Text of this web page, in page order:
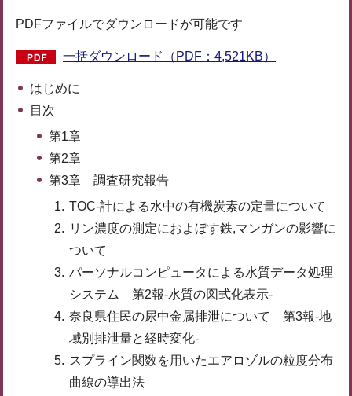
PDFファイルでダウンロードが可能です
一括ダウンロード（PDF：4,521KB）
はじめに
目次
第1章
第2章
第3章 調査研究報告
TOC-計による水中の有機炭素の定量について
リン濃度の測定におよぼす鉄,マンガンの影響に
ついて
パーソナルコンピュータによる水質データ処理
システム 第2報-水質の図式化表示-
奈良県住民の尿中金属排泄について 第3報-地
域別排泄量と経時変化-
スプライン関数を用いたエアロゾルの粒度分布
曲線の導出法